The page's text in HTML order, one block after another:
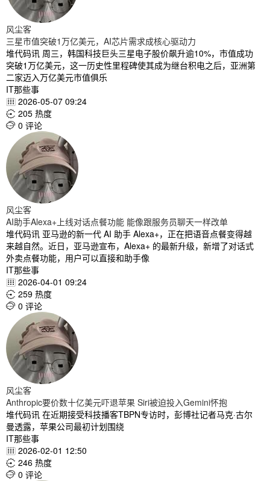
风尘客
三星市值突破1万亿美元，AI芯片需求成核心驱动力
堆代码讯 周三，韩国科技巨头三星电子股价飙升逾10%，市值成功
突破1万亿美元，这一历史性里程碑使其成为继台积电之后，亚洲第
二家迈入万亿美元市值俱乐
IT那些事
 2026-05-07 09:24
 205 热度
 0 评论
风尘客
AI助手Alexa+上线对话点餐功能 能像跟服务员聊天一样改单
堆代码讯 亚马逊的新一代 AI 助手 Alexa+，正在把语音点餐变得越
来越自然。近日，亚马逊宣布，Alexa+ 的最新升级，新增了对话式
外卖点餐功能，用户可以直接和助手像
IT那些事
 2026-04-01 09:24
 259 热度
 0 评论
风尘客
Anthropic要价数十亿美元吓退苹果 Siri被迫投入Gemini怀抱
堆代码讯 在近期接受科技播客TBPN专访时，彭博社记者马克·古尔
曼透露，苹果公司最初计划围绕
IT那些事
 2026-02-01 12:50
 246 热度
 0 评论